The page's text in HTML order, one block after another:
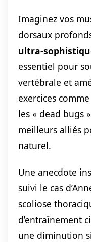
Imaginez vos
dorsaux
ultra-
essentiel pour
vertébrale et
exercices
les « dead bugs
meilleurs alliés
naturel.
Une anecdote
suivi le cas
scoliose
d’entraînement
une diminution